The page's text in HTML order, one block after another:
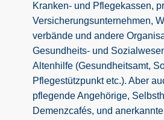
Kranken- und Pflegekassen,
Versicherungsunternehmen,
verbände und andere
Gesundheits- und
Altenhilfe (Gesundheitsamt,
Pflegestützpunkt etc.). Aber
pflegende Angehörige,
Demenzcafés, und